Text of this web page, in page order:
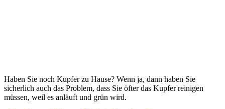
Haben Sie noch Kupfer zu Hause? Wenn ja, dann haben Sie
sicherlich auch das Problem, dass Sie öfter das Kupfer reinigen
müssen, weil es anläuft und grün wird.